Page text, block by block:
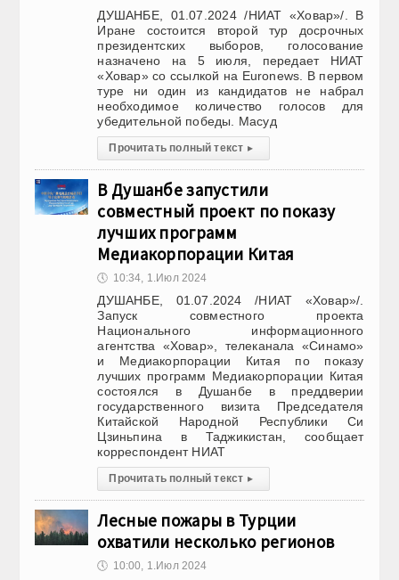
ДУШАНБЕ, 01.07.2024 /НИАТ «Ховар»/. В
Иране состоится второй тур досрочных
президентских выборов, голосование
назначено на 5 июля, передает НИАТ
«Ховар» со ссылкой на Euronews. В первом
туре ни один из кандидатов не набрал
необходимое количество голосов для
убедительной победы. Масуд
Прочитать полный текст ▸
В Душанбе запустили
совместный проект по показу
лучших программ
Медиакорпорации Китая
🕔 10:34, 1.Июл 2024
ДУШАНБЕ, 01.07.2024 /НИАТ «Ховар»/.
Запуск совместного проекта
Национального информационного
агентства «Ховар», телеканала «Синамо»
и Медиакорпорации Китая по показу
лучших программ Медиакорпорации Китая
состоялся в Душанбе в преддверии
государственного визита Председателя
Китайской Народной Республики Си
Цзиньпина в Таджикистан, сообщает
корреспондент НИАТ
Прочитать полный текст ▸
Лесные пожары в Турции
охватили несколько регионов
🕔 10:00, 1.Июл 2024